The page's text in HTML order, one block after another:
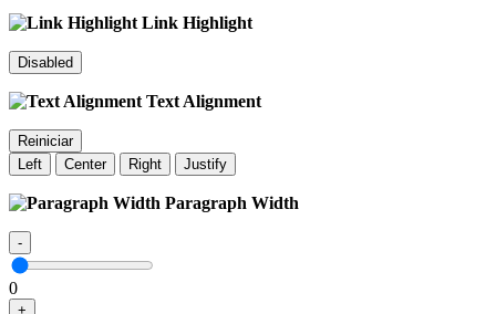
Link Highlight
Disabled
Text Alignment
Reiniciar
Left
Center Right Justify
Paragraph Width
-
0
+